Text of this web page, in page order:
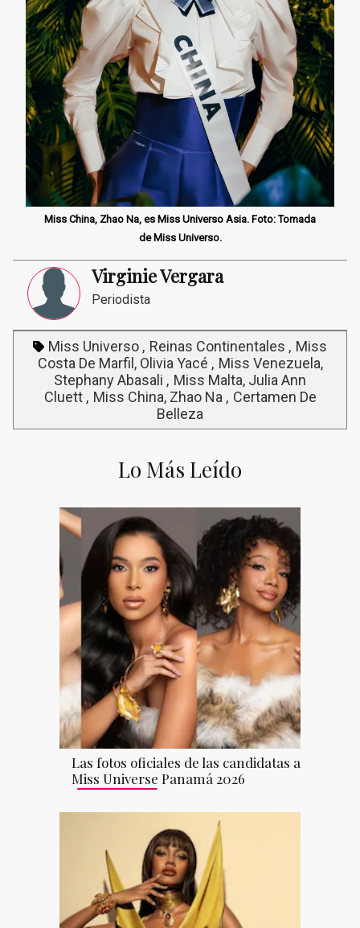
Miss China, Zhao Na, es Miss Universo Asia. Foto: Tomada
de Miss Universo.
Virginie Vergara
Periodista
Miss Universo Reinas Continentales
Miss
Costa De Marfil, Olivia Yacé
Miss Venezuela,
Stephany Abasali
Miss Malta, Julia Ann
Cluett
Miss China, Zhao Na
Certamen De
Belleza
Lo Más Leído
Las fotos oficiales de las candidatas a
Miss Universe Panamá 2026